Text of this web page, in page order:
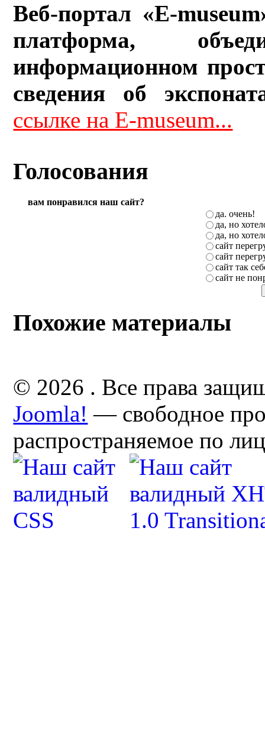
Веб-портал «E-
платформа,
информационном
сведения об
ссылке на E-museum...
Голосования
вам понравился наш сайт?
да. очень!
да, но
да, но
сайт
сайт
сайт так
сайт не
Похожие материалы
© 2026 . Все права
Joomla! — свободное
распространяемое по